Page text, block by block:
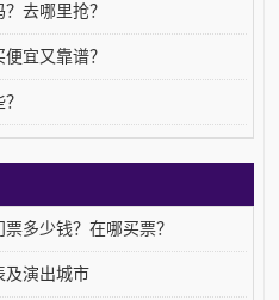
去哪里抢？
宜又靠谱？
多少钱？在哪买票？
及演出城市